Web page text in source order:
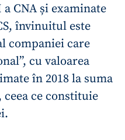
CNA și examinate
învinuitul este
companiei care
cu valoarea
în 2018 la suma
ce constituie